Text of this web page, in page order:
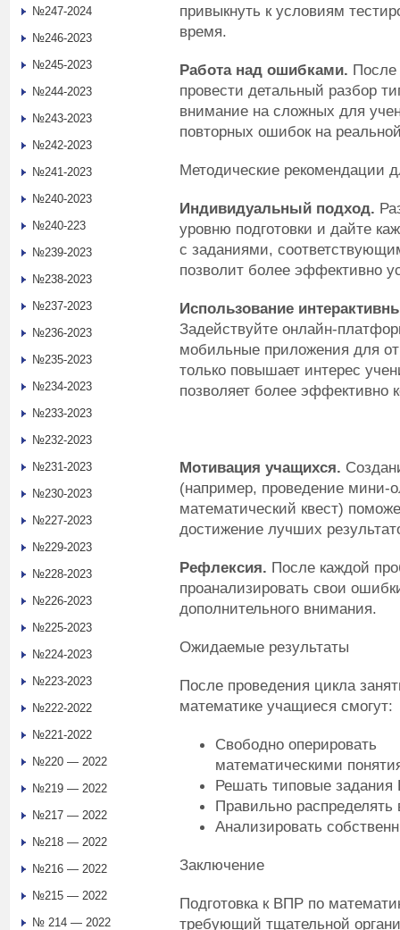
привыкнуть к условиям
время.
Работа над ошибками. После
провести детальный разбор
внимание на сложных для
повторных ошибок на
Методические рекомендации
Индивидуальный подход.
уровню подготовки и дайте
с заданиями,
позволит более эффективно
Использование
Задействуйте онлайн-
мобильные приложения для
только повышает интерес
позволяет более эффективно
Мотивация учащихся.
(например, проведение мини-
математический квест)
достижение лучших
Рефлексия. После каждой
проанализировать свои
дополнительного внимания.
Ожидаемые результаты
После проведения цикла
математике учащиеся смогут:
Свободно
математическими
Решать типовые задания
Правильно
Анализировать
Заключение
Подготовка к ВПР по
требующий тщательной
№247-2024
№246-2023
№245-2023
№244-2023
№243-2023
№242-2023
№241-2023
№240-2023
№240-223
№239-2023
№238-2023
№237-2023
№236-2023
№235-2023
№234-2023
№233-2023
№232-2023
№231-2023
№230-2023
№227-2023
№229-2023
№228-2023
№226-2023
№225-2023
№224-2023
№223-2023
№222-2022
№221-2022
№220 — 2022
№219 — 2022
№217 — 2022
№218 — 2022
№216 — 2022
№215 — 2022
№ 214 — 2022